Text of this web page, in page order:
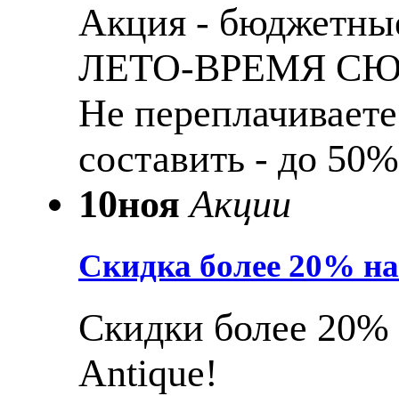
Акция -
ЛЕТО-ВРЕМЯ
Не
составить - до
10ноя Акции
Скидка более 20%
Скидки более
Antique!